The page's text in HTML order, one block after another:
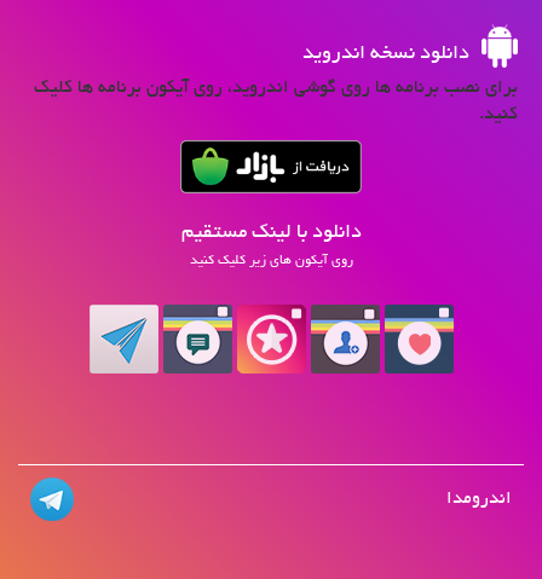
دانلود نسخه اندروید
برای نصب برنامه ها روی گوشی اندروید، روی آیکون برنامه ها کلیک
کنید.
دانلود با لینک مستقیم
روی آیکون های زیر کلیک کنید
اندرومدا